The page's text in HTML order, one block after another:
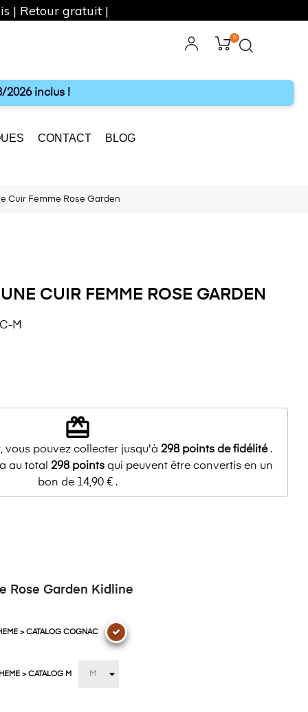
0
2026 inclus !
CONTACT BLOG
Cuir Femme Rose Garden
CUIR FEMME ROSE GARDEN
M
redeem
vous pouvez collecter jusqu'à 298 points de fidélité.
au total 298pointsqui peuvent être convertis en un
bon de 14,90 €.
Rose Garden Kidline
> CATALOG COGNAC
> CATALOG M
| Retour gratuit |